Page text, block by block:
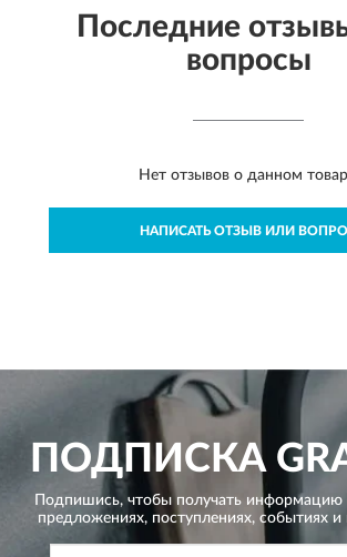
Последние
вопросы
Нет отзывов о данном
НАПИСАТЬ ОТЗЫВ ИЛИ
ПОДПИСКА
Подпишись, чтобы получать информацию
предложениях, поступлениях, событиях